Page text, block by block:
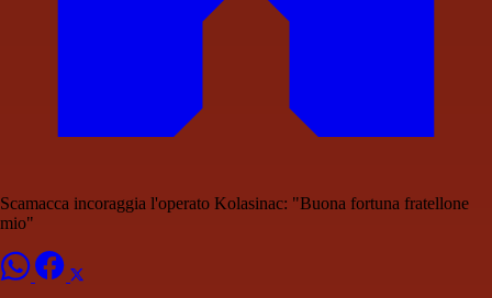
Scamacca incoraggia l'operato Kolasinac: "Buona fortuna fratellone
mio"